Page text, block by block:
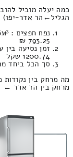
הגליל‎←‏הר אדר-יפו) ?
793.25 ₪
1200.74 שקל
סך הכל ביחד מחיר
מה מרחק בין
מרחק בין הר אדר ← לאלון